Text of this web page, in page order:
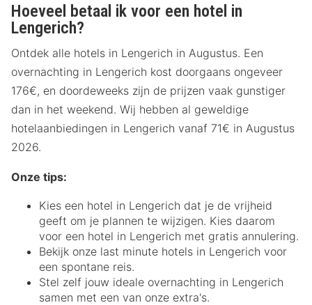
Hoeveel betaal ik voor een hotel in
Lengerich?
Ontdek alle hotels in Lengerich in Augustus. Een
overnachting in Lengerich kost doorgaans ongeveer
176€, en doordeweeks zijn de prijzen vaak gunstiger
dan in het weekend. Wij hebben al geweldige
hotelaanbiedingen in Lengerich vanaf 71€ in Augustus
2026.
Onze tips:
Kies een hotel in Lengerich dat je de vrijheid
geeft om je plannen te wijzigen. Kies daarom
voor een hotel in Lengerich met gratis annulering.
Bekijk onze last minute hotels in Lengerich voor
een spontane reis.
Stel zelf jouw ideale overnachting in Lengerich
samen met een van onze extra's.